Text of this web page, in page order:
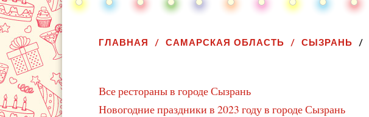
ГЛАВНАЯ САМАРСКАЯ ОБЛАСТЬ СЫЗРАНЬ
Все рестораны в городе Сызрань
Новогодние праздники в 2023 году в городе Сызрань